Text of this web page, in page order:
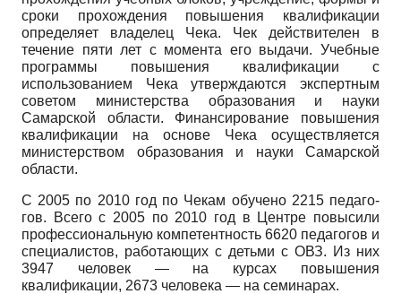
сроки прохож­дения повышения квалификации
определяет владелец Чека. Чек действителен в
течение пяти лет с момента его выдачи. Учебные
программы повышения квали­фикации с
использованием Чека утверждаются экс­пертным
советом министерства образования и науки
Самарской области. Финансирование повышения
ква­лификации на основе Чека осуществляется
министер­ством образования и науки Самарской
области.
С 2005 по 2010 год по Чекам обучено 2215 педаго­
гов. Всего с 2005 по 2010 год в Центре повысили
про­фессиональную компетентность 6620 педагогов и
спе­циалистов, работающих с детьми с ОВЗ. Из них
3947 человек — на курсах повышения
квалификации, 2673 человека — на семинарах.